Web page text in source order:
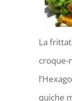
La
croque-
quiche